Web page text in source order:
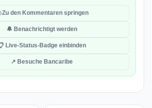
Zu den Kommentaren springen
🔔 Benachrichtigt werden
Live-Status-Badge einbinden
↗ Besuche Bancaribe